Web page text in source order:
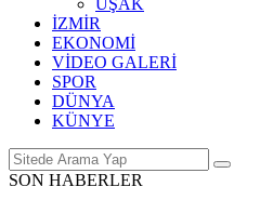
UŞAK
İZMİR
EKONOMİ
VİDEO GALERİ
SPOR
DÜNYA
KÜNYE
SON HABERLER